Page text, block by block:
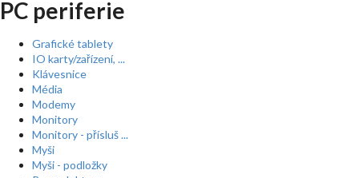
PC periferie
Grafické tablety
IO karty/zařízení, ...
Klávesnice
Média
Modemy
Monitory
Monitory - přísluš ...
Myši
Myši - podložky